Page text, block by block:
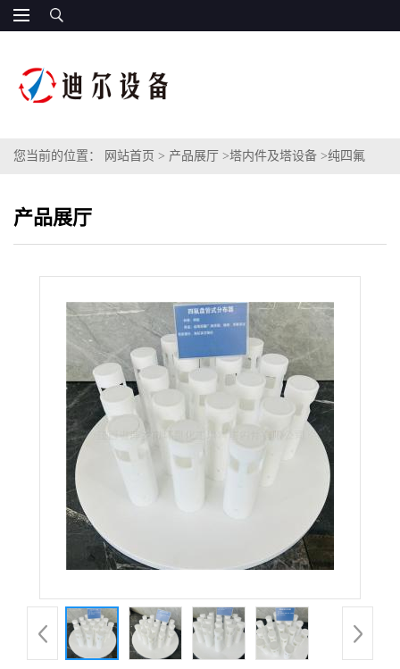
您当前的位置： 网站首页 > 产品展厅 >塔内件及塔设备 >纯四氟
产品展厅